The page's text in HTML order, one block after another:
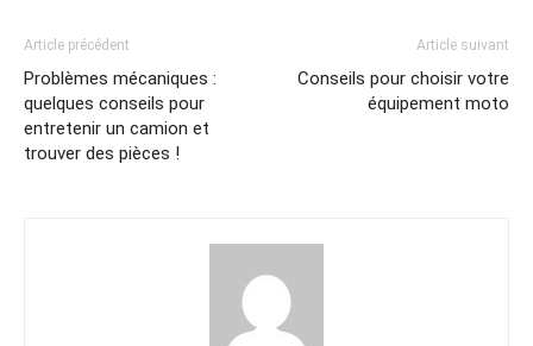
Article précédent
Problèmes mécaniques :
quelques conseils pour
entretenir un camion et
trouver des pièces !
Article suivant
Conseils pour choisir votre
équipement moto